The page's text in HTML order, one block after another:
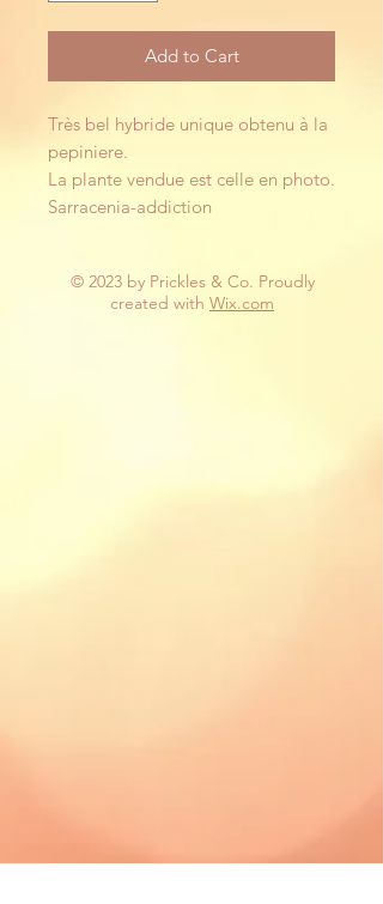
Add to Cart
Très bel hybride unique obtenu à la
pepiniere.
La plante vendue est celle en photo.
Sarracenia-addiction
© 2023 by Prickles & Co. Proudly
created with Wix.com